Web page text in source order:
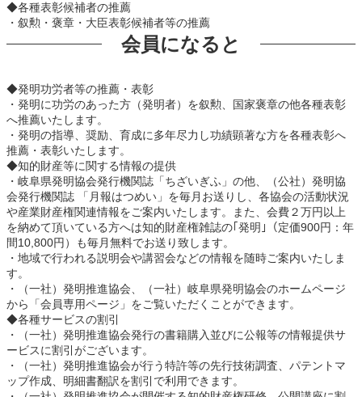
◆各種表彰候補者の推薦
・叙勲・褒章・大臣表彰候補者等の推薦
会員になると
◆発明功労者等の推薦・表彰
・発明に功労のあった方（発明者）を叙勲、国家褒章の他各種表彰
へ推薦いたします。
・発明の指導、奨励、育成に多年尽力し功績顕著な方を各種表彰へ
推薦・表彰いたします。
◆知的財産等に関する情報の提供
・岐阜県発明協会発行機関誌「ちざいぎふ」の他、（公社）発明協
会発行機関誌 「月報はつめい」を毎月お送りし、各協会の活動状況
や産業財産権関連情報をご案内いたします。また、会費２万円以上
を納めて頂いている方へは知的財産権雑誌の｢発明｣（定価900円：年
間10,800円）も毎月無料でお送り致します。
・地域で行われる説明会や講習会などの情報を随時ご案内いたしま
す。
・（一社）発明推進協会、（一社）岐阜県発明協会のホームページ
から「会員専用ページ」をご覧いただくことができます。
◆各種サービスの割引
・（一社）発明推進協会発行の書籍購入並びに公報等の情報提供サ
ービスに割引がございます。
・（一社）発明推進協会が行う特許等の先行技術調査、パテントマ
ップ作成、明細書翻訳を割引で利用できます。